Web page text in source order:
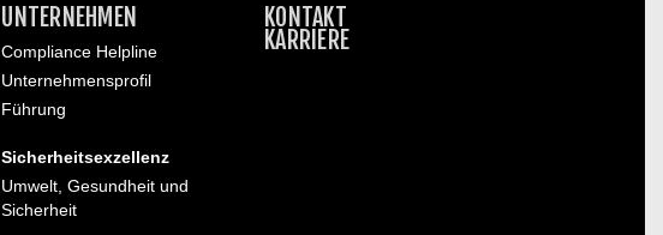
UNTERNEHMEN
Compliance Helpline
Unternehmensprofil
Führung
Sicherheitsexzellenz
Umwelt, Gesundheit und
Sicherheit
KONTAKT
KARRIERE